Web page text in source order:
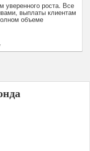
роста. Все
выплаты клиентам
объеме